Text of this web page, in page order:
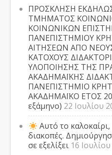
ΠΡΟΣΚΛΗΣΗ
ΤΜΗΜΑΤΟΣ
ΚΟΙΝΩΝΙΚΩΝ
ΠΑΝΕΠΙΣΤΗΜΙΟΥ
ΑΙΤΗΣΕΩΝ ΑΠΟ
ΚΑΤΟΧΟΥΣ
ΥΛΟΠΟΙΗΣΗΣ ΤΗΣ
ΑΚΑΔΗΜΑΪΚΗΣ
ΠΑΝΕΠΙΣΤΗΜΙΟ
ΑΚΑΔΗΜΑΪΚΟ ΕΤΟΣ
εξάμηνο) 22 Ιουλίου
Αυτό το
διακοπές.
σε εξελίξει 16